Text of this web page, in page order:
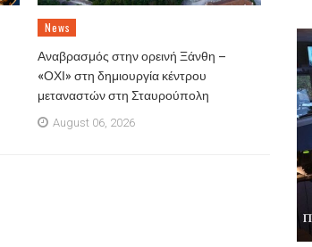
News
Αναβρασμός στην ορεινή Ξάνθη –
«ΟΧΙ» στη δημιουργία κέντρου
μεταναστών στη Σταυρούπολη
August 06, 2026